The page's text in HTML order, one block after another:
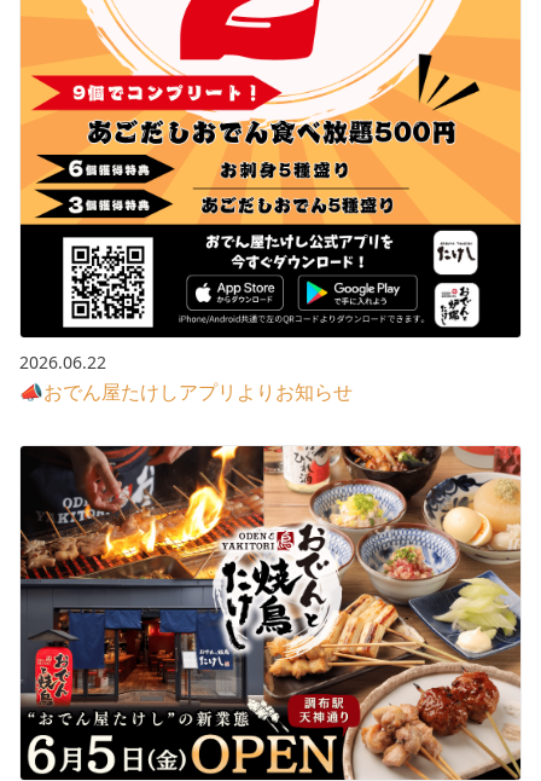
2026.06.22
📣おでん屋たけしアプリよりお知らせ